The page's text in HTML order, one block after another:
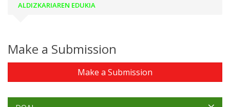
ALDIZKARIAREN EDUKIA
Make a Submission
Make a Submission